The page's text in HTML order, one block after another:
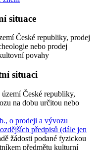
situace
České republiky, prodej
nebo prodej
povahy
situaci
území České republiky,
na dobu určitou nebo
o prodeji a vývozu
předpisů (dále jen
žádosti podané fyzickou
předmětu kulturní